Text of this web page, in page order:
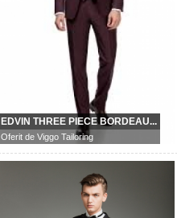
EDVIN THREE PIECE BORDEAU...
Oferit de Viggo Tailoring